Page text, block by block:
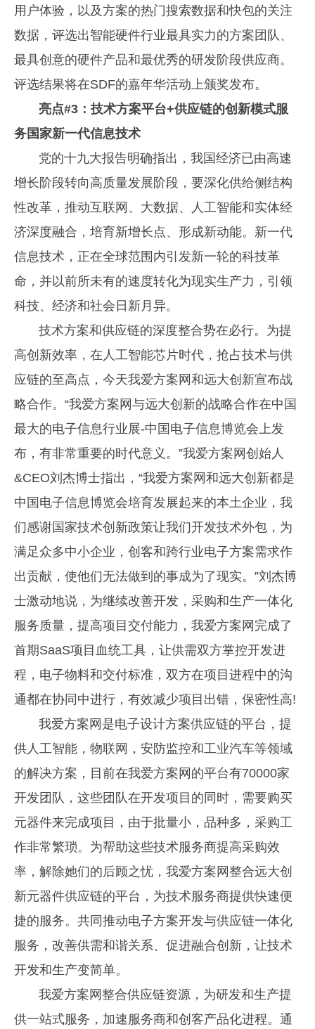
用户体验，以及方案的热门搜索数据和快包的关注
数据，评选出智能硬件行业最具实力的方案团队、
最具创意的硬件产品和最优秀的研发阶段供应商。
评选结果将在SDF的嘉年华活动上颁奖发布。
亮点#3：技术方案平台+供应链的创新模式服
务国家新一代信息技术
党的十九大报告明确指出，我国经济已由高速
增长阶段转向高质量发展阶段，要深化供给侧结构
性改革，推动互联网、大数据、人工智能和实体经
济深度融合，培育新增长点、形成新动能。新一代
信息技术，正在全球范围内引发新一轮的科技革
命，并以前所未有的速度转化为现实生产力，引领
科技、经济和社会日新月异。
技术方案和供应链的深度整合势在必行。为提
高创新效率，在人工智能芯片时代，抢占技术与供
应链的至高点，今天我爱方案网和远大创新宣布战
略合作。“我爱方案网与远大创新的战略合作在中国
最大的电子信息行业展-中国电子信息博览会上发
布，有非常重要的时代意义。”我爱方案网创始人
&CEO刘杰博士指出，“我爱方案网和远大创新都是
中国电子信息博览会培育发展起来的本土企业，我
们感谢国家技术创新政策让我们开发技术外包，为
满足众多中小企业，创客和跨行业电子方案需求作
出贡献，使他们无法做到的事成为了现实。”刘杰博
士激动地说，为继续改善开发，采购和生产一体化
服务质量，提高项目交付能力，我爱方案网完成了
首期SaaS项目血统工具，让供需双方掌控开发进
程，电子物料和交付标准，双方在项目进程中的沟
通都在协同中进行，有效减少项目出错，保密性高!
我爱方案网是电子设计方案供应链的平台，提
供人工智能，物联网，安防监控和工业汽车等领域
的解决方案，目前在我爱方案网的平台有70000家
开发团队，这些团队在开发项目的同时，需要购买
元器件来完成项目，由于批量小，品种多，采购工
作非常繁琐。为帮助这些技术服务商提高采购效
率，解除她们的后顾之忧，我爱方案网整合远大创
新元器件供应链的平台，为技术服务商提供快速便
捷的服务。共同推动电子方案开发与供应链一体化
服务，改善供需和谐关系、促进融合创新，让技术
开发和生产变简单。
我爱方案网整合供应链资源，为研发和生产提
供一站式服务，加速服务商和创客产品化进程。通